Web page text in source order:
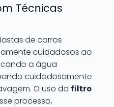
Técnicas
de carros
cuidadosos ao
a água
cuidadosamente
O uso do filtro
processo,